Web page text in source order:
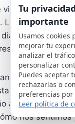
mental, un
personas
Por otro
es
limitar el
apacible. Estos
nos
Tu
importante
Usamos cookies
mejorar tu
analizar el
personalizar
Puedes aceptar
rechazarlas o
preferencias por
Leer política de